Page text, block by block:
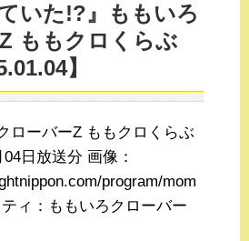
いた!?』ももいろ
ももクロくらぶ
】
ローバーZ ももクロくらぶ
日放送分 画像：
program/mom
ィ：ももいろクローバー